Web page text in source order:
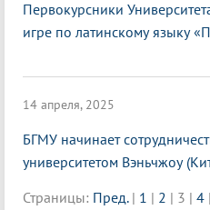
Первокурсники
игре по латинскому языку
14 апреля, 2025
БГМУ начинает
университетом Вэньчжоу
Страницы: Пред. | 1 | 2 | 3 | 4 |